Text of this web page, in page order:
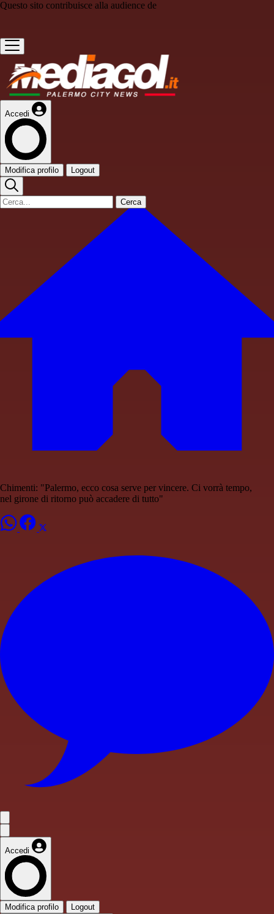
Questo sito contribuisce alla audience de
Accedi
Modifica profilo Logout
Cerca
Chimenti: "Palermo, ecco cosa serve per vincere. Ci vorrà tempo,
nel girone di ritorno può accadere di tutto"
Accedi
Modifica profilo Logout